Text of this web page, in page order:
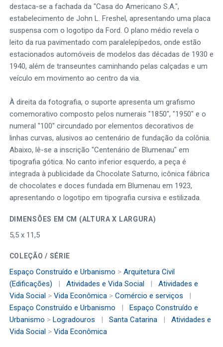
destaca-se a fachada da "Casa do Americano S.A.",
estabelecimento de John L. Freshel, apresentando uma placa
suspensa com o logotipo da Ford. O plano médio revela o
leito da rua pavimentado com paralelepípedos, onde estão
estacionados automóveis de modelos das décadas de 1930 e
1940, além de transeuntes caminhando pelas calçadas e um
veículo em movimento ao centro da via.
À direita da fotografia, o suporte apresenta um grafismo
comemorativo composto pelos numerais "1850", "1950" e o
numeral "100" circundado por elementos decorativos de
linhas curvas, alusivos ao centenário de fundação da colônia.
Abaixo, lê-se a inscrição "Centenário de Blumenau" em
tipografia gótica. No canto inferior esquerdo, a peça é
integrada à publicidade da Chocolate Saturno, icônica fábrica
de chocolates e doces fundada em Blumenau em 1923,
apresentando o logotipo em tipografia cursiva e estilizada.
DIMENSÕES EM CM (ALTURA X LARGURA)
5,5 x 11,5
COLEÇÃO / SÉRIE
Espaço Construído e Urbanismo > Arquitetura Civil
(Edificações)
| Atividades e Vida Social |
Atividades e
Vida Social> Vida Econômica> Comércio e serviços
|
Espaço Construído e Urbanismo
|
Espaço Construído e
Urbanismo > Logradouros | Santa Catarina |
Atividades e
Vida Social> Vida Econômica